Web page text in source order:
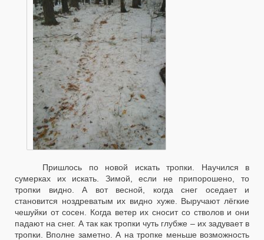
Пришлось по новой искать тропки. Научился в
сумерках их искать. Зимой, если не припорошено, то
тропки видно. А вот весной, когда снег оседает и
становится ноздреватым их видно хуже. Выручают лёгкие
чешуйки от сосен. Когда ветер их сносит со стволов и они
падают на снег. А так как тропки чуть глубже – их задувает в
тропки. Вполне заметно. А на тропке меньше возможность